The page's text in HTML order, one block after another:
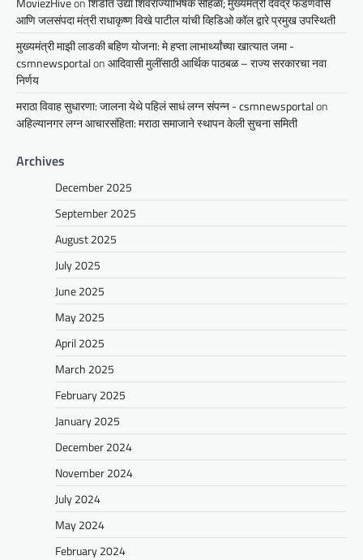
आणि जलसंपदा मंत्री राधाकृष्ण विखे पाटील यांची व्हिडिओ कॉल द्वारे प्रमुख उपस्थिती
मुख्यमंत्री माझी लाडकी बहिण योजना: मे हप्ता लाभार्थ्यांच्या खात्यात जमा -
csmnewsportalonआदिवासी मुलींसाठी आर्थिक पाठबळ – राज्य सरकारचा नवा
निर्णय
मराठा विवाह सुधारणा: जालना येथे पहिलं साधं लग्न संपन्न - csmnewsportalon
अहिल्यानगर लग्न आचारसंहिता: मराठा समाजाने स्थापन केली सुचना समिती
Archives
December 2025
September 2025
August 2025
July 2025
June 2025
May 2025
April 2025
March 2025
February 2025
January 2025
December 2024
November 2024
July 2024
May 2024
February 2024